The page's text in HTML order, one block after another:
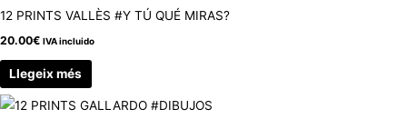
12 PRINTS VALLÈS #Y TÚ QUÉ MIRAS?
20.00€ IVA incluido
Llegeix més